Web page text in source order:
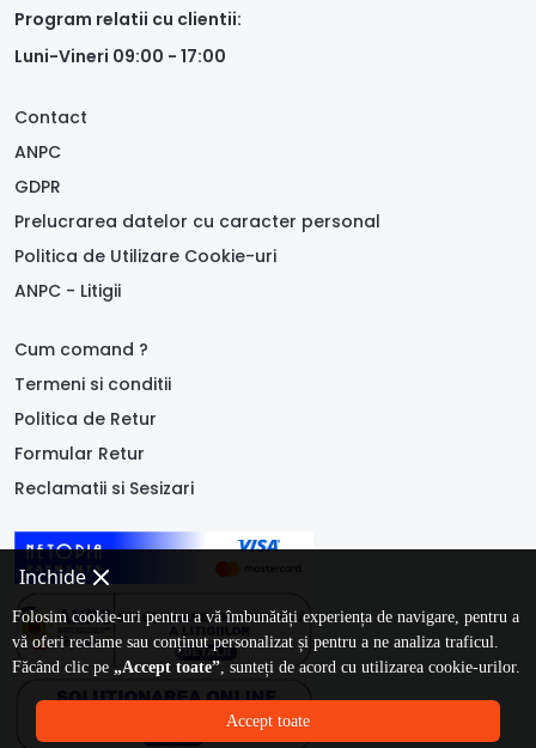
Program relatii cu clientii:
Luni-Vineri 09:00 - 17:00
Contact
ANPC
GDPR
Prelucrarea datelor cu caracter personal
Politica de Utilizare Cookie-uri
ANPC - Litigii
Cum comand ?
Termeni si conditii
Politica de Retur
Formular Retur
Reclamatii si Sesizari
Inchide
Folosim cookie-uri pentru a vă îmbunătăți experiența de navigare, pentru a
vă oferi reclame sau conținut personalizat și pentru a ne analiza traficul.
Făcând clic pe „Accept toate”, sunteți de acord cu utilizarea cookie-urilor.
Accept toate